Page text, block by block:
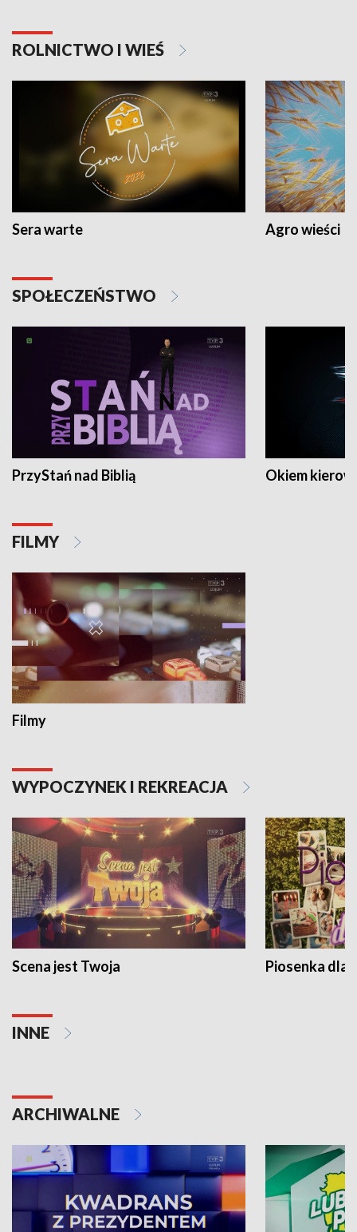
ROLNICTWO I WIEŚ
Sera warte Agro wieści
SPOŁECZEŃSTWO
PrzyStań nad Biblią Okiem
FILMY
Filmy
WYPOCZYNEK I REKREACJA
Scena jest Twoja Piosenka dla
INNE
ARCHIWALNE